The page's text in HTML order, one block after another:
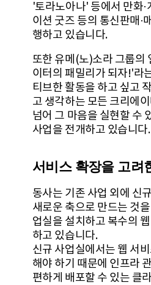
'토라노아나' 등에서 만화·
이션 굿즈 등의 통신판매·
행하고 있습니다.
또한 유메(노)소라 그룹의
이터의 패밀리가 되자!'라
티브한 활동을 하고 싶고
고 생각하는 모든 크리에
넘어 그 마음을 실현할 수
사업을 전개하고 있습니다.
서비스 확장을 고려
동사는 기존 사업 외에 신
새로운 축으로 만드는 것
업실을 설치하고 복수의
하고 있습니다.
신규 사업실에서는 웹 서
해야 하기 때문에 인프라
편하게 배포할 수 있는 클